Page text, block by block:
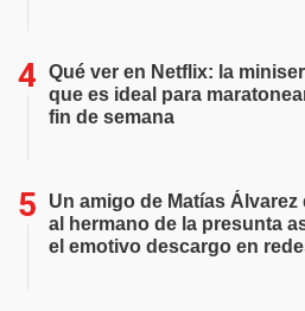
Qué ver en Netflix: la
que es ideal para
fin de semana
Un amigo de Matías Álvarez
al hermano de la presunta
el emotivo descargo en